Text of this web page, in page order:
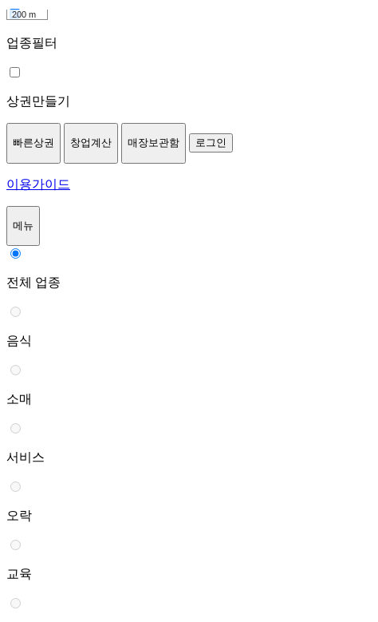
200 m
업종필터
상권만들기
빠른상권 창업계산 매장보관함 로그인
이용가이드
메뉴
전체 업종
음식
소매
서비스
오락
교육